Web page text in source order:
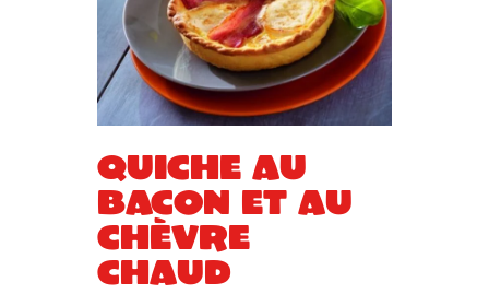
Quiche au
bacon et au
chèvre
chaud